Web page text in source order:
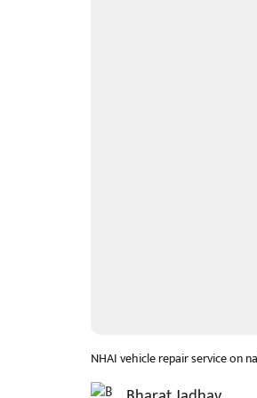
NHAI vehicle repair service on